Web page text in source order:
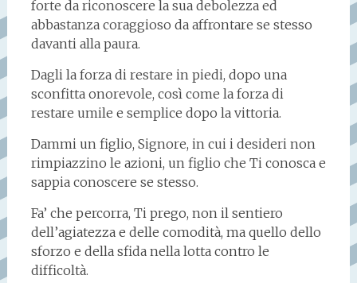
forte da riconoscere la sua debolezza ed
abbastanza coraggioso da affrontare se stesso
davanti alla paura.
Dagli la forza di restare in piedi, dopo una
sconfitta onorevole, così come la forza di
restare umile e semplice dopo la vittoria.
Dammi un figlio, Signore, in cui i desideri non
rimpiazzino le azioni, un figlio che Ti conosca e
sappia conoscere se stesso.
Fa’ che percorra, Ti prego, non il sentiero
dell’agiatezza e delle comodità, ma quello dello
sforzo e della sfida nella lotta contro le
difficoltà.